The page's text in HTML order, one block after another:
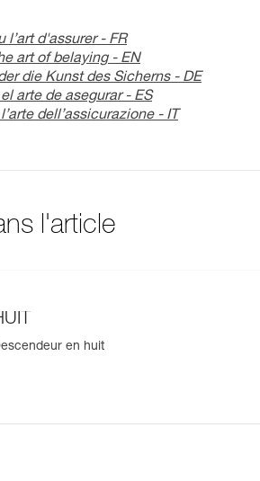
l’art d'assurer - FR
art of belaying - EN
die Kunst des Sicherns - DE
arte de asegurar - ES
dell’assicurazione - IT
l'article
en huit